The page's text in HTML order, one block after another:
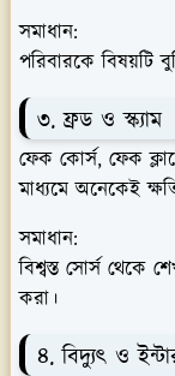
সমাধান:
পরিবারকে বিষয়টি
৩. ফ্রড ও স্ক্যাম
ফেক কোর্স, ফেক
মাধ্যমে অনেকেই
সমাধান:
বিশ্বস্ত সোর্স থেকে
করা।
৪. বিদ্যুৎ ও